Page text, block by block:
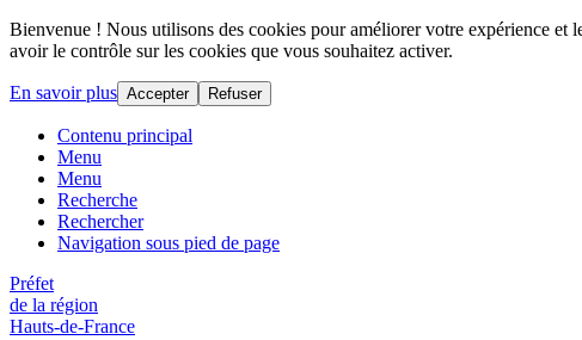
Bienvenue ! Nous utilisons des cookies pour améliorer votre expérience et
avoir le contrôle sur les cookies que vous souhaitez activer.
En savoir plus Accepter Refuser
Contenu principal
Menu
Menu
Recherche
Rechercher
Navigation sous pied de page
Préfet
de la région
Hauts-de-France